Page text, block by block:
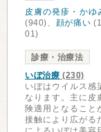
皮膚の発疹・かゆ
(940)、 顔が痛い
01)
診療・治療法
いぼ治療 (230)
いぼはウイルス感
なります。主に皮
険適用となること
接触により広がる